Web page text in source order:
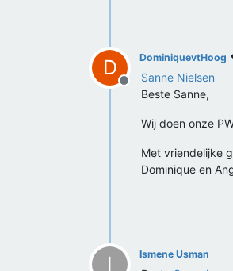
D
Offline
DominiquevtHoog
Sanne Nielsen
Beste Sanne,
Wij doen onze
Met vriendelijke
Dominique en
I Ismene Usman